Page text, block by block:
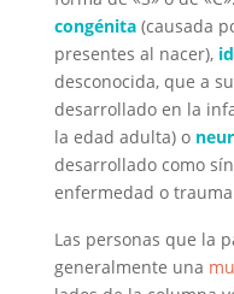
congénita(causada
presentes al nacer),
desconocida, que a
desarrollado en la
la edad adulta) o
desarrollado como
enfermedad o
Las personas que la
generalmente una